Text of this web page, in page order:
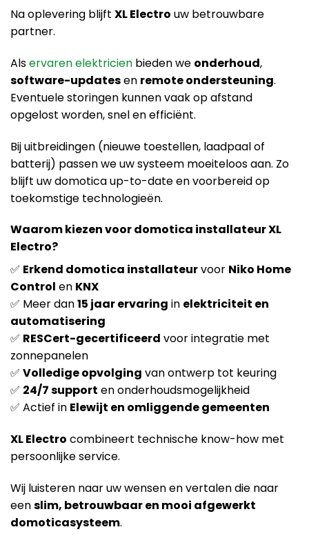
Na oplevering blijft XL Electro uw betrouwbare
partner.
Alservaren elektricien bieden we onderhoud,
software-updatesen remote ondersteuning.
Eventuele storingen kunnen vaak op afstand
opgelost worden, snel en efficiënt.
Bij uitbreidingen (nieuwe toestellen, laadpaal of
batterij) passen we uw systeem moeiteloos aan. Zo
blijft uw domotica up-to-date en voorbereid op
toekomstige technologieën.
Waarom kiezen voor domotica installateur XL
Electro?
✅ Erkend domotica installateurvoor Niko Home
Control en KNX
✅ Meer dan15 jaar ervaring in elektriciteit en
automatisering
✅ RESCert-gecertificeerd voor integratie met
zonnepanelen
✅ Volledige opvolging van ontwerp tot keuring
✅ 24/7 support en onderhoudsmogelijkheid
✅ Actief in Elewijt en omliggende gemeenten
XL Electro combineert technische know-how met
persoonlijke service.
Wij luisteren naar uw wensen en vertalen die naar
eenslim, betrouwbaar en mooi afgewerkt
domoticasysteem.